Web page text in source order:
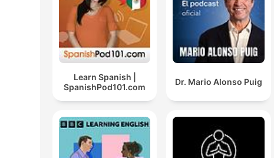
Learn Spanish |
SpanishPod101.com
Dr. Mario Alonso Puig